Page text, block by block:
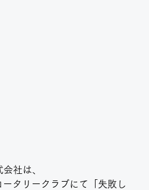
社は、
タリークラブにて「失敗し